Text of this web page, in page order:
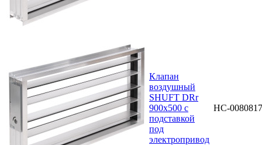
Клапан
воздушный
SHUFT DRr
900х500 с
подставкой
под
электропривод
НС-0080817